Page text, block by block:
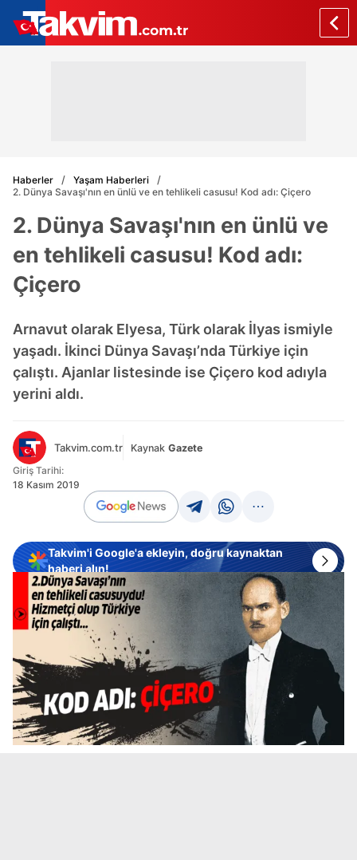
Haberler
Yaşam Haberleri
2. Dünya Savaşı'nın en ünlü ve en tehlikeli casusu! Kod adı: Çiçero
2. Dünya Savaşı'nın en ünlü ve
en tehlikeli casusu! Kod adı:
Çiçero
Arnavut olarak Elyesa, Türk olarak İlyas ismiyle
yaşadı. İkinci Dünya Savaşı’nda Türkiye için
çalıştı. Ajanlar listesinde ise Çiçero kod adıyla
yerini aldı.
Takvim.com.tr Kaynak Gazete
Giriş Tarihi:
18 Kasım 2019
Takvim'i Google'a ekleyin, doğru kaynaktan
haberi alın!